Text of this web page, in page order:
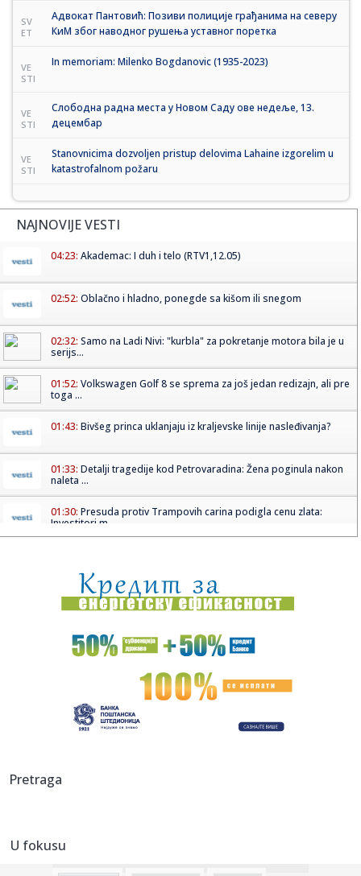
SV
ET
Адвокат Пантовић: Позиви полиције грађанима на северу
КиМ због наводног рушења уставног поретка
VE
STI
In memoriam: Milenko Bogdanovic (1935-2023)
VE
STI
Слободна радна места у Новом Саду ове недеље, 13.
децембар
VE
STI
Stanovnicima dozvoljen pristup delovima Lahaine izgorelim u
katastrofalnom požaru
NAJNOVIJE VESTI
04:23: Akademac: I duh i telo (RTV1,12.05)
02:52: Oblačno i hladno, ponegde sa kišom ili snegom
02:32: Samo na Ladi Nivi: "kurbla" za pokretanje motora bila je u
serijs...
01:52: Volkswagen Golf 8 se sprema za još jedan redizajn, ali pre
toga ...
01:43: Bivšeg princa uklanjaju iz kraljevske linije nasleđivanja?
01:33: Detalji tragedije kod Petrovaradina: Žena poginula nakon
naleta ...
01:30: Presuda protiv Trampovih carina podigla cenu zlata:
Investitori m...
01:18:Kraj sitnim krađama? Novi softver u marketima detektuje
sumnjive...
01:17:Kraj besanim noćima: Proverena metoda za san za 120
sekundi
Penjaroja nema opravdanja za blamažu: Naš roster nije
00:50:Honda, Nissan i Mitsubishi i dalje pregovaraju o saradnji
evo ka...
00:43:
Pretraga
U fokusu